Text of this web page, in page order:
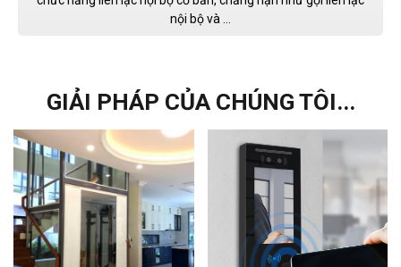
nội bộ và ...
GIẢI PHÁP CỦA CHÚNG TÔI...